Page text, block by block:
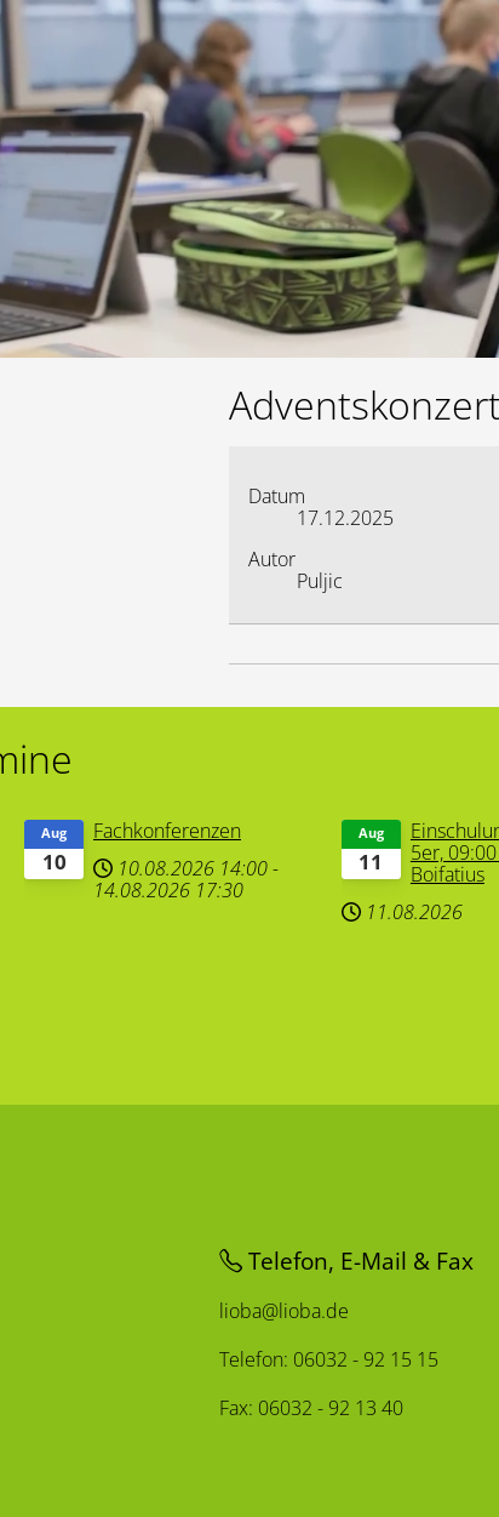
Datum
17.12.2025
Autor
Puljic
10
Aug
Fachkonferenzen
10.08.2026 14:00-
14.08.2026 17:30
11
Aug
5er,
Boifatius
11.08.2026
Telefon, E-Mail & Fax
lioba@lioba.de
Telefon: 06032 - 92 15 15
Fax: 06032 - 92 13 40